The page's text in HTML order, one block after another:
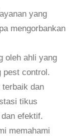
yang
mengorbankan
oleh ahli yang
pest control.
terbaik dan
tikus
efektif.
memahami